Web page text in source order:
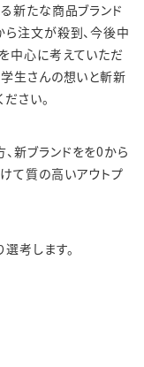
新たな商品ブランド
ら注文が殺到、今後中
中心に考えていただ
生さんの想いと斬新
さい。
新ブランドをを0から
て質の高いアウトプ
考します。